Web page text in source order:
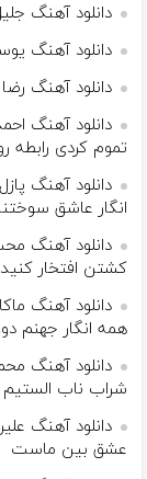
دانلود آهنگ
دانلود آهنگ
دانلود آهنگ
دانلود آهنگ
تموم کردی رابطه
دانلود آهنگ
انگار عاشق
دانلود آهنگ
کشتن افتخار کنید
دانلود آهنگ
همه انگار جهنم
دانلود آهنگ
شراب ناب الستیم
دانلود آهنگ
عشق بین ماست